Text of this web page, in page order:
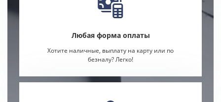
Любая форма оплаты
Хотите наличные, выплату на карту или по
безналу? Легко!